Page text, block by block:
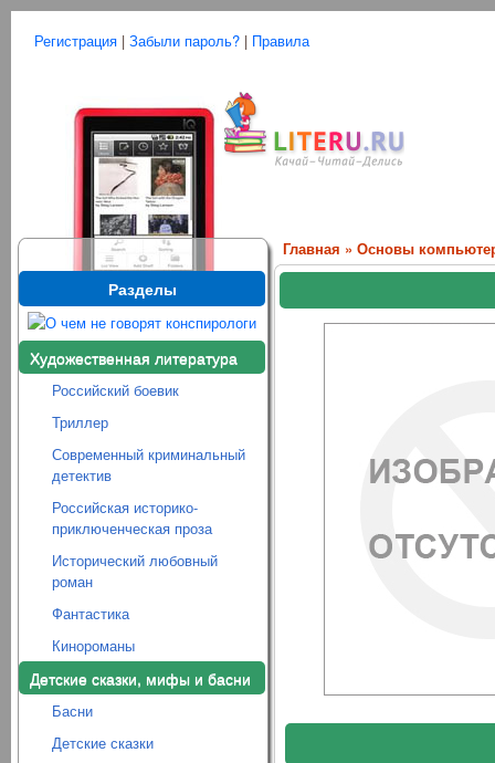
Регистрация | Забыли пароль? | Правила
Разделы
Художественная литература
Российский боевик
Триллер
Современный криминальный
детектив
Российская историко-
приключенческая проза
Исторический любовный
роман
Фантастика
Кинороманы
Детские сказки, мифы и басни
Басни
Детские сказки
Главная » Основы